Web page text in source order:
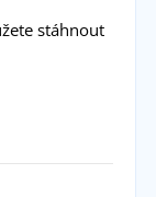
stáhnout